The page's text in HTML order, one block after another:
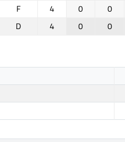
F 4 0 0
D 4 0 0